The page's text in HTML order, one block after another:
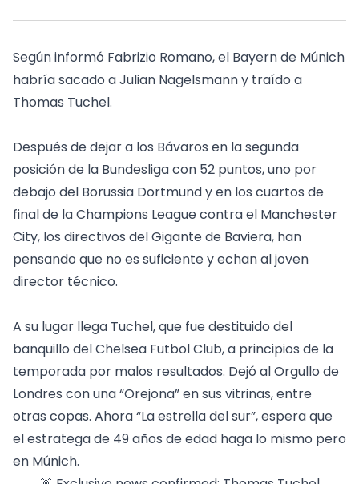
Según informó Fabrizio Romano, el Bayern de Múnich
habría sacado a Julian Nagelsmann y traído a
Thomas Tuchel.
Después de dejar a los Bávaros en la segunda
posición de la Bundesliga con 52 puntos, uno por
debajo del Borussia Dortmund y en los cuartos de
final de la Champions League contra el Manchester
City, los directivos del Gigante de Baviera, han
pensando que no es suficiente y echan al joven
director técnico.
A su lugar llega Tuchel, que fue destituido del
banquillo del Chelsea Futbol Club, a principios de la
temporada por malos resultados. Dejó al Orgullo de
Londres con una “Orejona” en sus vitrinas, entre
otras copas. Ahora “La estrella del sur”, espera que
el estratega de 49 años de edad haga lo mismo pero
en Múnich.